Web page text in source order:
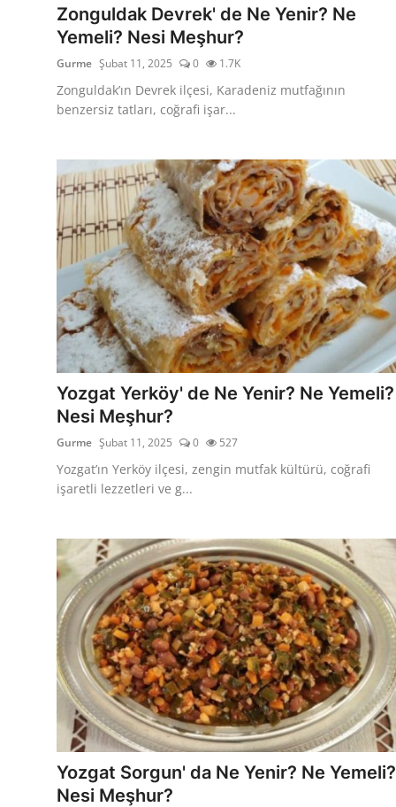
Zonguldak Devrek' de Ne Yenir? Ne
Yemeli? Nesi Meşhur?
Gurme Şubat 11, 2025 0 1.7K
Zonguldak’ın Devrek ilçesi, Karadeniz mutfağının
benzersiz tatları, coğrafi işar...
Yozgat Yerköy' de Ne Yenir? Ne Yemeli?
Nesi Meşhur?
Gurme Şubat 11, 2025 0 527
Yozgat’ın Yerköy ilçesi, zengin mutfak kültürü, coğrafi
işaretli lezzetleri ve g...
Yozgat Sorgun' da Ne Yenir? Ne Yemeli?
Nesi Meşhur?